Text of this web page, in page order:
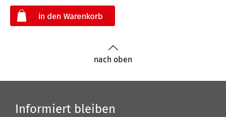
nach oben
Informiert bleiben